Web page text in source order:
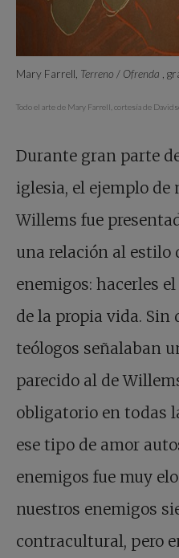
Mary Farrell, Terreno / Ofrenda ,
Todo el arte de Mary Farrell, cortesía de
Durante gran parte
iglesia, el ejemplo
Willems fue
una relación al estilo
enemigos: hacerles
de la propia vida. Sin
teólogos señalaban
parecido al de
obligatorio en todas
ese tipo de amor
enemigos fue muy
nuestros enemigos
contracultural, pero